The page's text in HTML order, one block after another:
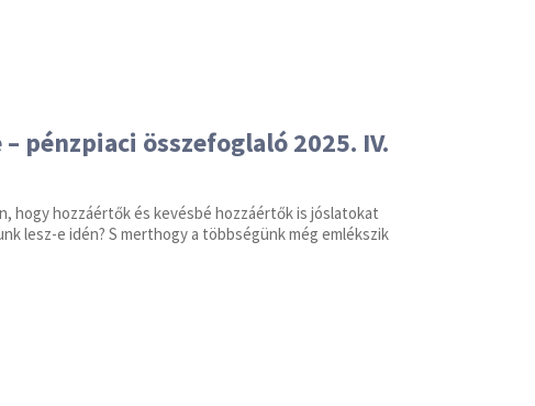
pénzpiaci összefoglaló 2025. IV.
hogy hozzáértők és kevésbé hozzáértők is jóslatokat
lesz-e idén? S merthogy a többségünk még emlékszik